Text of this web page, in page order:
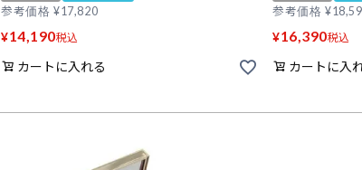
参考価格 ¥17,820
¥14,190税込
カートに入れる
参考価格 ¥
¥16,390税込
カートに入